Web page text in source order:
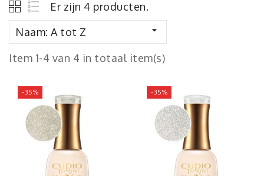
Er zijn 4 producten.
Naam: A tot Z

Item 1-4 van 4 in totaal item(s)
-35% -35%